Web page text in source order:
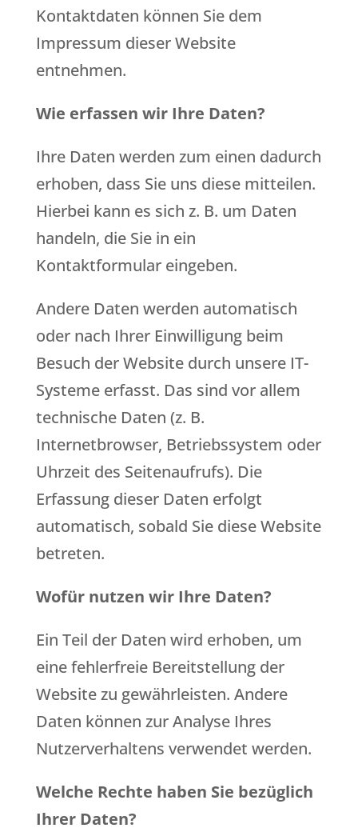
Kontaktdaten können Sie dem
Impressum dieser Website
entnehmen.
Wie erfassen wir Ihre Daten?
Ihre Daten werden zum einen dadurch
erhoben, dass Sie uns diese mitteilen.
Hierbei kann es sich z. B. um Daten
handeln, die Sie in ein
Kontaktformular eingeben.
Andere Daten werden automatisch
oder nach Ihrer Einwilligung beim
Besuch der Website durch unsere IT-
Systeme erfasst. Das sind vor allem
technische Daten (z. B.
Internetbrowser, Betriebssystem oder
Uhrzeit des Seitenaufrufs). Die
Erfassung dieser Daten erfolgt
automatisch, sobald Sie diese Website
betreten.
Wofür nutzen wir Ihre Daten?
Ein Teil der Daten wird erhoben, um
eine fehlerfreie Bereitstellung der
Website zu gewährleisten. Andere
Daten können zur Analyse Ihres
Nutzerverhaltens verwendet werden.
Welche Rechte haben Sie bezüglich
Ihrer Daten?